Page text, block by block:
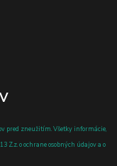
pred zneužitím. Všetky informácie,
Z.z. o ochrane osobných údajov a o